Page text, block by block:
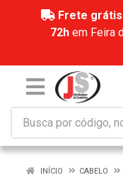
Frete grátis
72hem Feira
INÍCIO
CABELO